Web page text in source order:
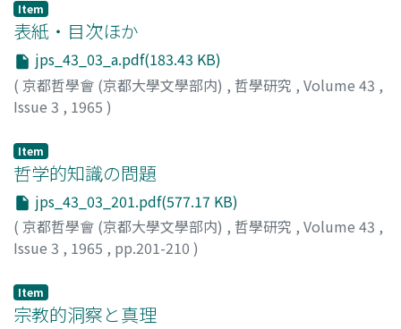
Item
表紙・目次ほか
jps_43_03_a.pdf(183.43 KB)
( 京都哲學會 (京都大學文學部内) , 哲學研究 , Volume 43 ,
Issue 3 , 1965 )
Item
哲学的知識の問題
jps_43_03_201.pdf(577.17 KB)
( 京都哲學會 (京都大學文學部内) , 哲學研究 , Volume 43 ,
Issue 3 , 1965 , pp.201-210 )
Item
宗教的洞察と真理